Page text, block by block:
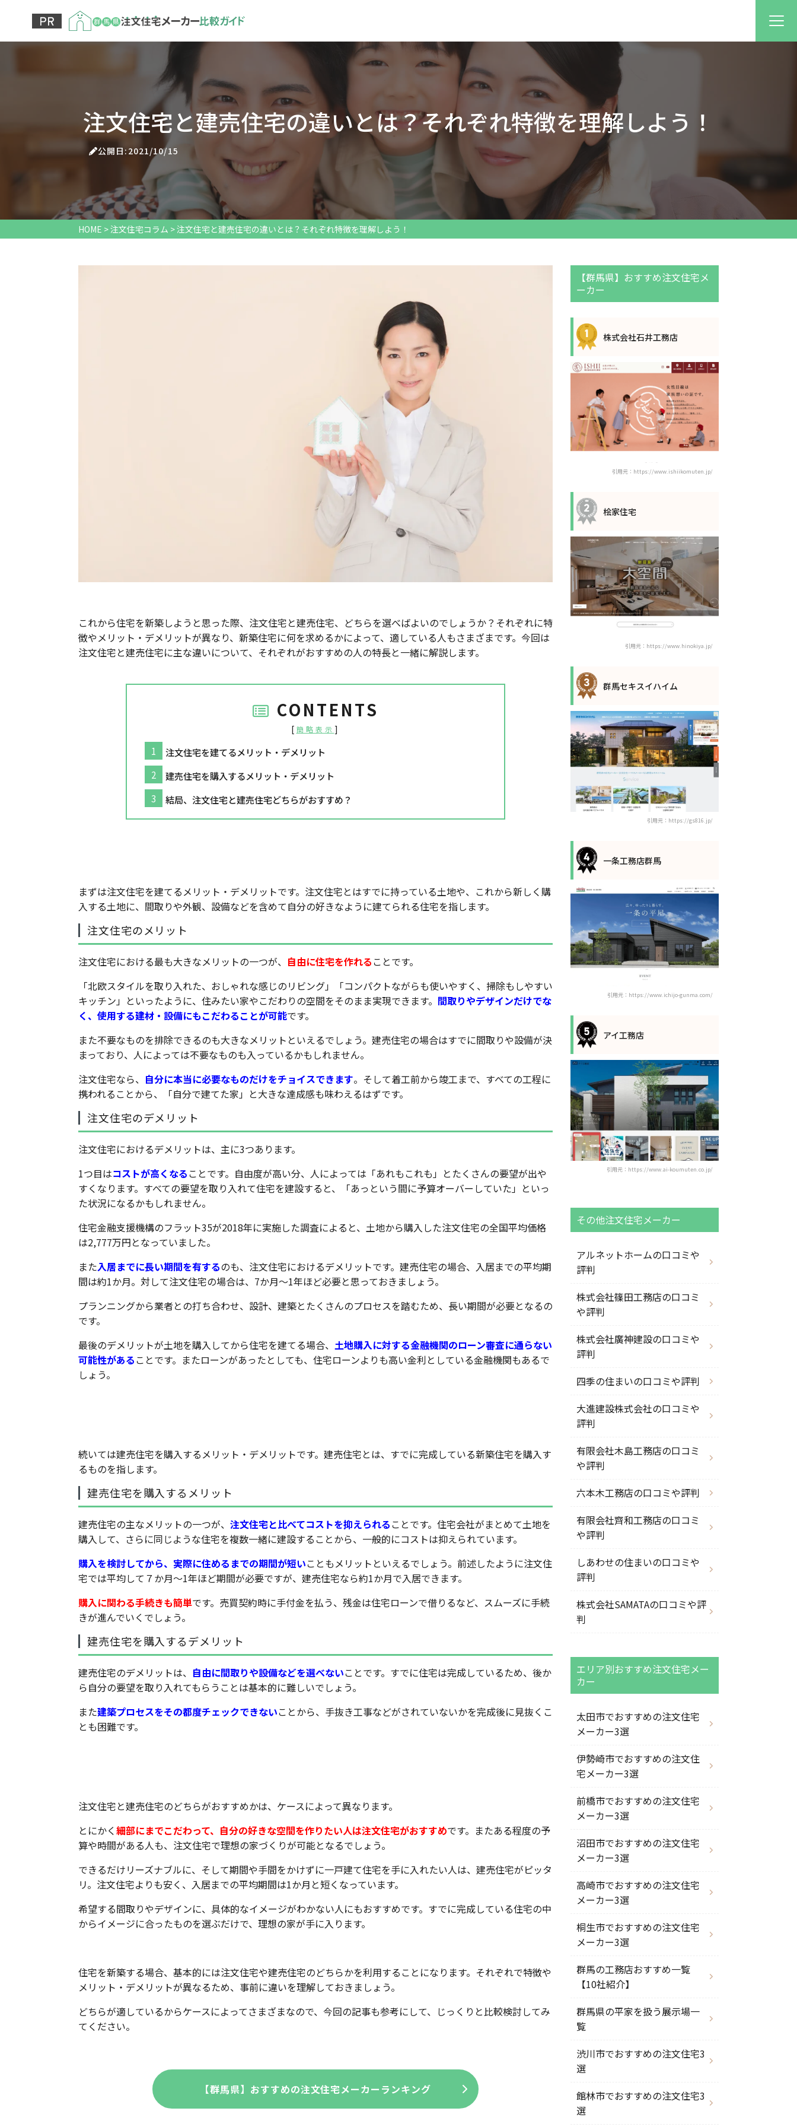
注文住宅と建売住宅の違いとは？それぞれ特徴を理解しよう！
公開日:2021/10/15
HOME >注文住宅コラム >注文住宅と建売住宅の違いとは？それぞれ特徴を理解しよう！
これから住宅を新築しようと思った際、注文住宅と建売住宅、どちらを選べばよいのでしょうか？それぞれに特
徴やメリット・デメリットが異なり、新築住宅に何を求めるかによって、適している人もさまざまです。今回は
注文住宅と建売住宅に主な違いについて、それぞれがおすすめの人の特長と一緒に解説します。
CONTENTS
[ 簡略表示 ]
注文住宅を建てるメリット・デメリット
建売住宅を購入するメリット・デメリット
結局、注文住宅と建売住宅どちらがおすすめ？
まずは注文住宅を建てるメリット・デメリットです。注文住宅とはすでに持っている土地や、これから新しく購
入する土地に、間取りや外観、設備などを含めて自分の好きなように建てられる住宅を指します。
注文住宅のメリット
注文住宅における最も大きなメリットの一つが、 自由に住宅を作れる ことです。
「北欧スタイルを取り入れた、おしゃれな感じのリビング」「コンパクトながらも使いやすく、掃除もしやすい
キッチン」といったように、住みたい家やこだわりの空間をそのまま実現できます。 間取りやデザインだけでな
く、使用する建材・設備にもこだわることが可能です。
また不要なものを排除できるのも大きなメリットといえるでしょう。建売住宅の場合はすでに間取りや設備が決
まっており、人によっては不要なものも入っているかもしれません。
注文住宅なら、 自分に本当に必要なものだけをチョイスできます。そして着工前から竣工まで、すべての工程に
携われることから、「自分で建てた家」と大きな達成感も味わえるはずです。
注文住宅のデメリット
注文住宅におけるデメリットは、主に3つあります。
1つ目はコストが高くなる ことです。自由度が高い分、人によっては「あれもこれも」とたくさんの要望が出や
すくなります。すべての要望を取り入れて住宅を建設すると、「あっという間に予算オーバーしていた」といっ
た状況になるかもしれません。
住宅金融支援機構のフラット35が2018年に実施した調査によると、土地から購入した注文住宅の全国平均価格
は2,777万円となっていました。
また入居までに長い期間を有するのも、注文住宅におけるデメリットです。建売住宅の場合、入居までの平均期
間は約1か月。対して注文住宅の場合は、7か月～1年ほど必要と思っておきましょう。
プランニングから業者との打ち合わせ、設計、建築とたくさんのプロセスを踏むため、長い期間が必要となるの
です。
最後のデメリットが土地を購入してから住宅を建てる場合、 土地購入に対する金融機関のローン審査に通らない
可能性がある ことです。またローンがあったとしても、住宅ローンよりも高い金利としている金融機関もあるで
しょう。
続いては建売住宅を購入するメリット・デメリットです。建売住宅とは、すでに完成している新築住宅を購入す
るものを指します。
建売住宅を購入するメリット
建売住宅の主なメリットの一つが、 注文住宅と比べてコストを抑えられる ことです。住宅会社がまとめて土地を
購入して、さらに同じような住宅を複数一緒に建設することから、一般的にコストは抑えられています。
購入を検討してから、実際に住めるまでの期間が短いこともメリットといえるでしょう。前述したように注文住
宅では平均して７か月～1年ほど期間が必要ですが、建売住宅なら約1か月で入居できます。
購入に関わる手続きも簡単です。売買契約時に手付金を払う、残金は住宅ローンで借りるなど、スムーズに手続
きが進んでいくでしょう。
建売住宅を購入するデメリット
建売住宅のデメリットは、 自由に間取りや設備などを選べないことです。すでに住宅は完成しているため、後か
ら自分の要望を取り入れてもらうことは基本的に難しいでしょう。
また建築プロセスをその都度チェックできないことから、手抜き工事などがされていないかを完成後に見抜くこ
とも困難です。
注文住宅と建売住宅のどちらがおすすめかは、ケースによって異なります。
とにかく 細部にまでこだわって、自分の好きな空間を作りたい人は注文住宅がおすすめです。またある程度の予
算や時間がある人も、注文住宅で理想の家づくりが可能となるでしょう。
できるだけリーズナブルに、そして期間や手間をかけずに一戸建て住宅を手に入れたい人は、建売住宅がピッタ
リ。注文住宅よりも安く、入居までの平均期間は1か月と短くなっています。
希望する間取りやデザインに、具体的なイメージがわかない人にもおすすめです。すでに完成している住宅の中
からイメージに合ったものを選ぶだけで、理想の家が手に入ります。
住宅を新築する場合、基本的には注文住宅や建売住宅のどちらかを利用することになります。それぞれで特徴や
メリット・デメリットが異なるため、事前に違いを理解しておきましょう。
どちらが適しているからケースによってさまざまなので、今回の記事も参考にして、じっくりと比較検討してみ
てください。
【群馬県】おすすめの注文住宅メーカーランキング
【群馬県】おすすめ注文住宅メ
ーカー
株式会社石井工務店
引用元：https://www.ishiikomuten.jp/
桧家住宅
引用元：https://www.hinokiya.jp/
群馬セキスイハイム
引用元：https://gs816.jp/
一条工務店群馬
引用元：https://www.ichijo-gunma.com/
アイ工務店
引用元：https://www.ai-koumuten.co.jp/
その他注文住宅メーカー
アルネットホームの口コミや
評判
株式会社篠田工務店の口コミ
や評判
株式会社廣神建設の口コミや
評判
四季の住まいの口コミや評判
大進建設株式会社の口コミや
評判
有限会社木島工務店の口コミ
や評判
六本木工務店の口コミや評判
有限会社齊和工務店の口コミ
や評判
しあわせの住まいの口コミや
評判
株式会社SAMATAの口コミや評
判
エリア別おすすめ注文住宅メー
カー
太田市でおすすめの注文住宅
メーカー3選
伊勢崎市でおすすめの注文住
宅メーカー3選
前橋市でおすすめの注文住宅
メーカー3選
沼田市でおすすめの注文住宅
メーカー3選
高崎市でおすすめの注文住宅
メーカー3選
桐生市でおすすめの注文住宅
メーカー3選
群馬の工務店おすすめ一覧
【10社紹介】
群馬県の平家を扱う展示場一
覧
渋川市でおすすめの注文住宅3
選
館林市でおすすめの注文住宅3
選